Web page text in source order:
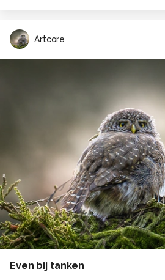
Artcore
Even bij tanken